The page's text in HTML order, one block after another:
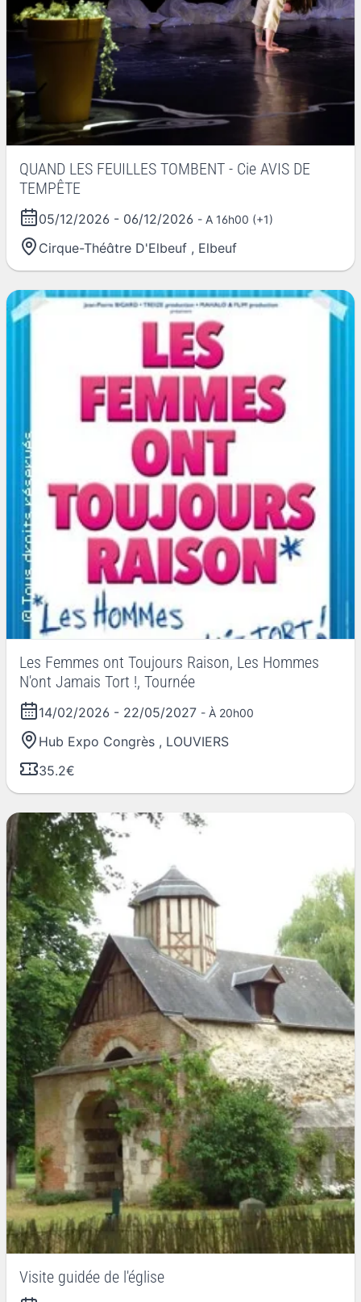
QUAND LES FEUILLES TOMBENT - Cie AVIS DE
TEMPÊTE
05/12/2026 - 06/12/2026 - A 16h00 (+1)
Cirque-Théâtre D'Elbeuf , Elbeuf
Les Femmes ont Toujours Raison, Les Hommes
N'ont Jamais Tort !, Tournée
14/02/2026 - 22/05/2027 - À 20h00
Hub Expo Congrès , LOUVIERS
35.2€
Visite guidée de l'église